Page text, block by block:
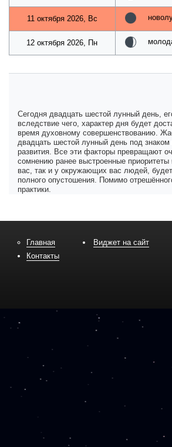
11 октября 2026, Вс
12 октября 2026, Пн
Сегодня двадцать шестой лунный день,
вследствие чего, характер дня будет
время духовному совершенствованию.
двадцать шестой лунный день под
развития. Все эти факторы превращают
сомнению ранее выстроенные
вас, так и у окружающих вас людей,
полного опустошения. Помимо
практики.
Главная
Контакты
Виджет на сайт